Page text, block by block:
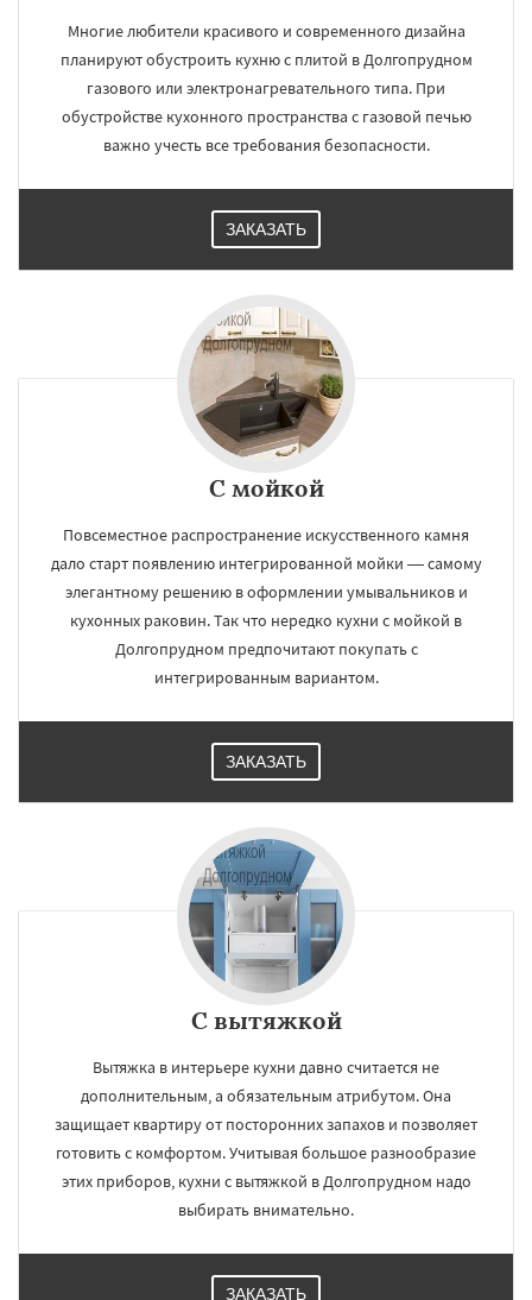
Многие любители красивого и современного дизайна
планируют обустроить кухню с плитой в Долгопрудном
газового или электронагревательного типа. При
обустройстве кухонного пространства с газовой печью
важно учесть все требования безопасности.
ЗАКАЗАТЬ
С мойкой
Повсеместное распространение искусственного камня
дало старт появлению интегрированной мойки — самому
элегантному решению в оформлении умывальников и
кухонных раковин. Так что нередко кухни с мойкой в
Долгопрудном предпочитают покупать с
интегрированным вариантом.
ЗАКАЗАТЬ
С вытяжкой
Вытяжка в интерьере кухни давно считается не
дополнительным, а обязательным атрибутом. Она
защищает квартиру от посторонних запахов и позволяет
готовить с комфортом. Учитывая большое разнообразие
этих приборов, кухни с вытяжкой в Долгопрудном надо
выбирать внимательно.
ЗАКАЗАТЬ